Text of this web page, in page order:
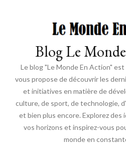
Blog Le
Le blog "Le Monde En Action"
vous propose de découvrir les
et initiatives en matière de
culture, de sport, de technologie,
et bien plus encore. Explorez des
vos horizons et inspirez-vous
monde en